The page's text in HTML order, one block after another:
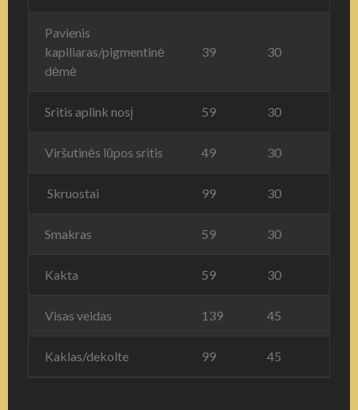
Pavienis
kapiliaras/pigmentinė
dėmė
39 30
Sritis aplink nosį 59 30
Viršutinės lūpos sritis 49 30
Skruostai 99 30
Smakras 59 30
Kakta 59 30
Visas veidas 139 45
Kaklas/dekolte 99 45